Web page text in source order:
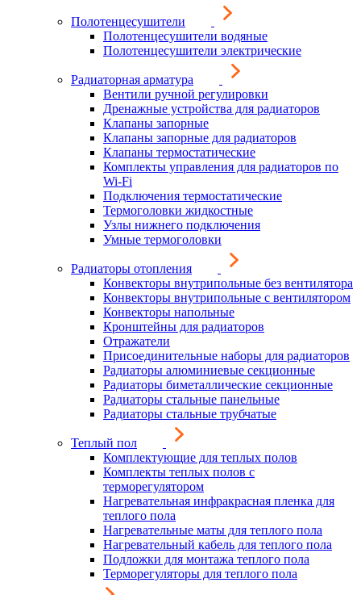
Полотенцесушители
Полотенцесушители водяные
Полотенцесушители электрические
Радиаторная арматура
Вентили ручной регулировки
Дренажные устройства для радиаторов
Клапаны запорные
Клапаны запорные для радиаторов
Клапаны термостатические
Комплекты управления для радиаторов по
Wi-Fi
Подключения термостатические
Термоголовки жидкостные
Узлы нижнего подключения
Умные термоголовки
Радиаторы отопления
Конвекторы внутрипольные без вентилятора
Конвекторы внутрипольные с вентилятором
Конвекторы напольные
Кронштейны для радиаторов
Отражатели
Присоединительные наборы для радиаторов
Радиаторы алюминиевые секционные
Радиаторы биметаллические секционные
Радиаторы стальные панельные
Радиаторы стальные трубчатые
Теплый пол
Комплектующие для теплых полов
Комплекты теплых полов с
терморегулятором
Нагревательная инфракрасная пленка для
теплого пола
Нагревательные маты для теплого пола
Нагревательный кабель для теплого пола
Подложки для монтажа теплого пола
Терморегуляторы для теплого пола